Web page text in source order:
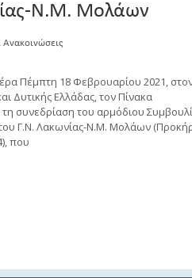
Ν.Μ. Μολάων
Ανακοινώσεις
Πέμπτη 18 Φεβρουαρίου 2021,
Δυτικής Ελλάδας, τον Πίνακα
συνεδρίαση του αρμόδιου
του Γ.Ν. Λακωνίας-Ν.Μ. Μολάων
που